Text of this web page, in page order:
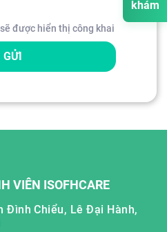
khám
được hiển thị công khai
GỬI
VIÊN ISOFHCARE
Đình Chiểu, Lê Đại Hành,